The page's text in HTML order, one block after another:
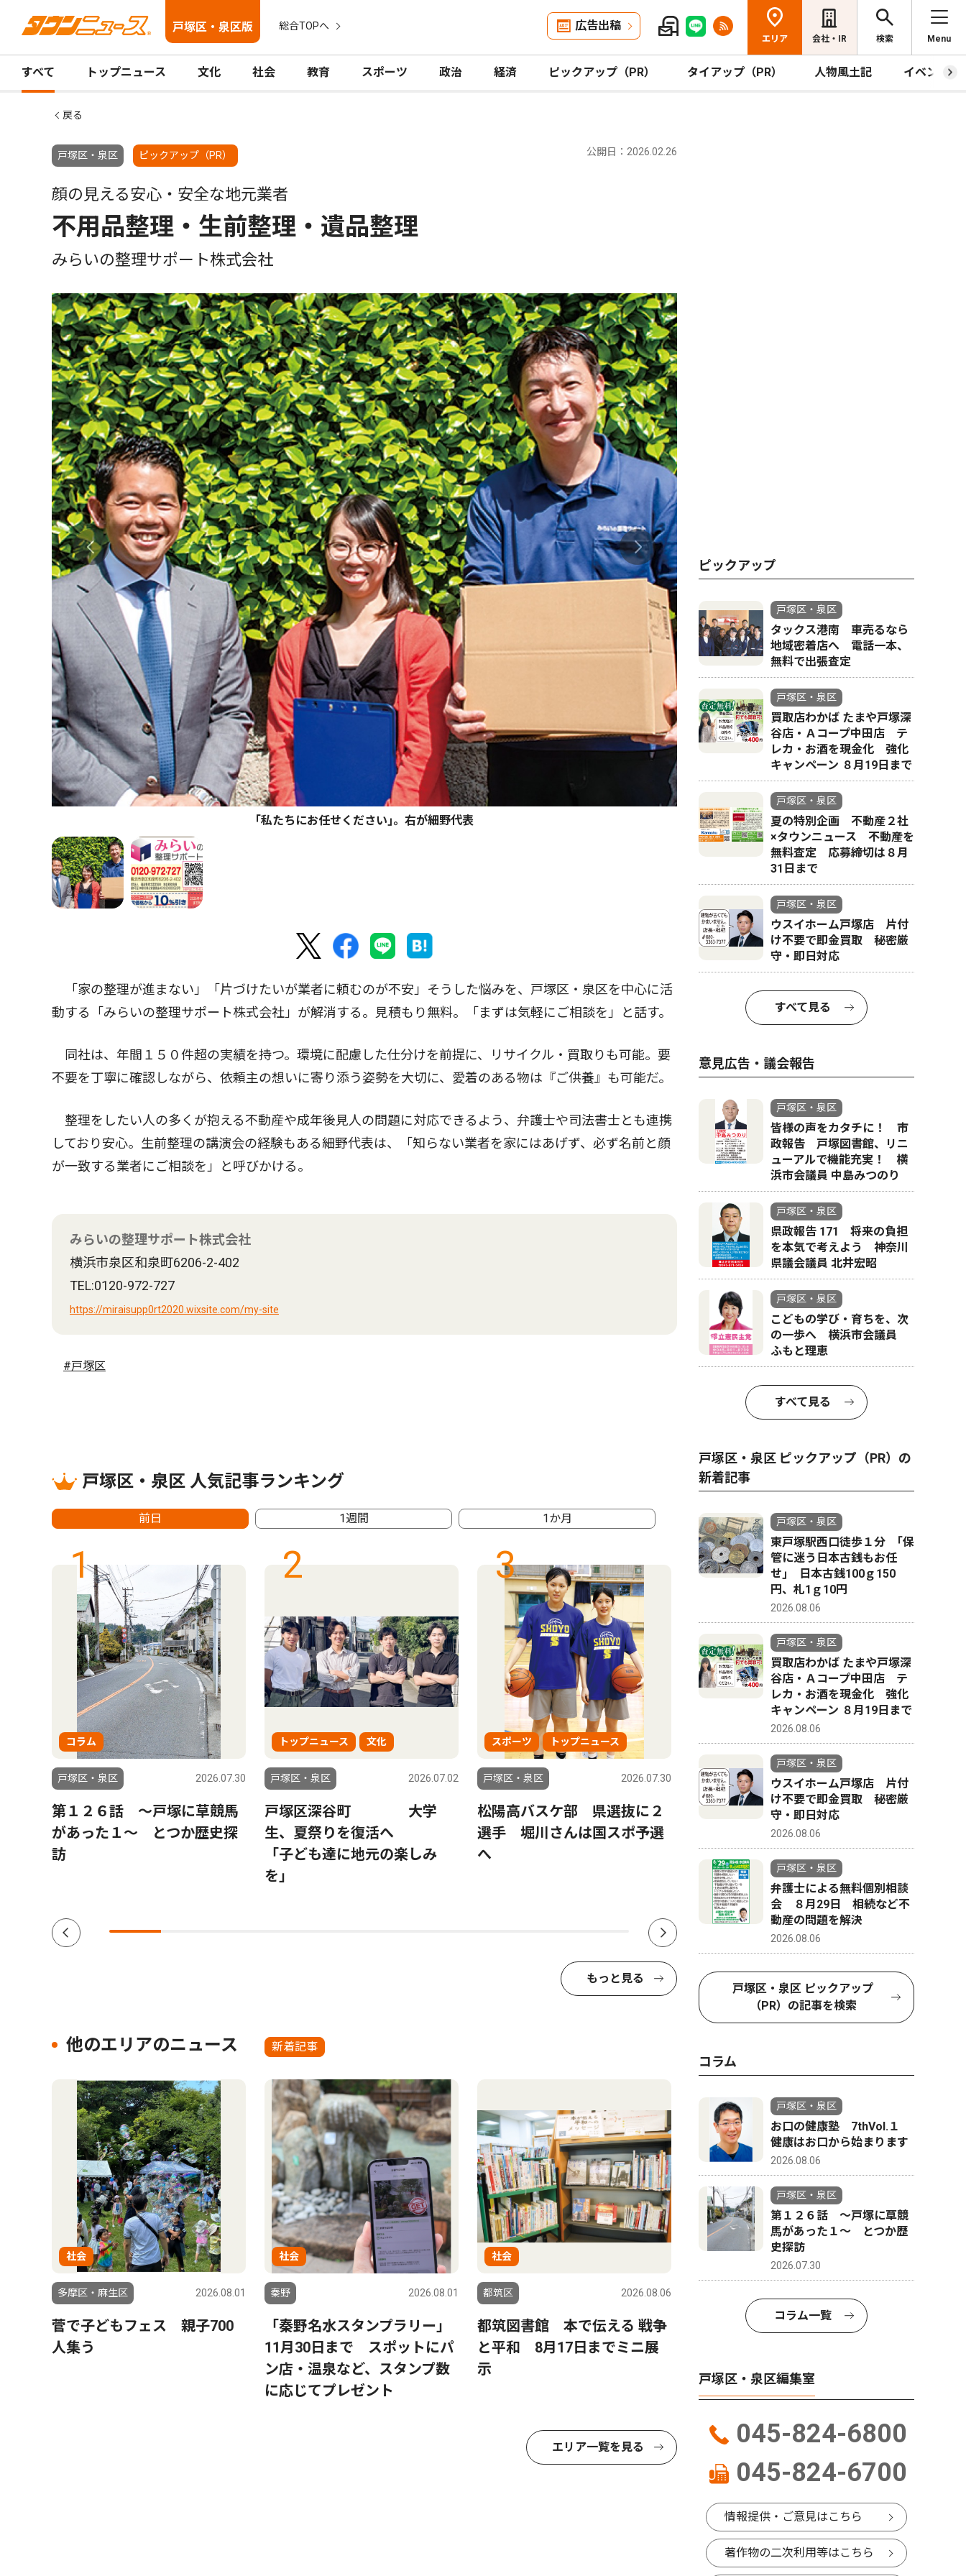
戸塚区・泉区版 総合TOPへ 広告出稿
エリア 会社・IR 検索 Menu
すべて トップニュース 文化 社会 教育 スポーツ 政治 経済 ピックアップ（PR） タイアップ（PR） 人物風土記 イベント
戻る
戸塚区・泉区 ピックアップ（PR） 公開日：2026.02.26
顔の見える安心・安全な地元業者
不用品整理・生前整理・遺品整理
みらいの整理サポート株式会社
｢私たちにお任せください｣。右が細野代表
「家の整理が進まない」「片づけたいが業者に頼むのが不安」そうした悩みを、戸塚区・泉区を中心に活
動する「みらいの整理サポート株式会社」が解消する。見積もり無料。「まずは気軽にご相談を」と話す。
同社は、年間１５０件超の実績を持つ。環境に配慮した仕分けを前提に、リサイクル・買取りも可能。要
不要を丁寧に確認しながら、依頼主の想いに寄り添う姿勢を大切に、愛着のある物は『ご供養』も可能だ。
整理をしたい人の多くが抱える不動産や成年後見人の問題に対応できるよう、弁護士や司法書士とも連携
しており安心。生前整理の講演会の経験もある細野代表は、「知らない業者を家にはあげず、必ず名前と顔
が一致する業者にご相談を」と呼びかける。
みらいの整理サポート株式会社
横浜市泉区和泉町6206-2-402
TEL:0120-972-727
https://miraisupp0rt2020.wixsite.com/my-site
#戸塚区
戸塚区・泉区 人気記事ランキング
前日 1週間 1か月
1
コラム
戸塚区・泉区 2026.07.30
第１２６話 〜戸塚に草競馬
があった１〜 とつか歴史探
訪
2
トップニュース 文化
戸塚区・泉区 2026.07.02
戸塚区深谷町 大学
生、夏祭りを復活へ
「子ども達に地元の楽しみ
を」
3
スポーツ トップニュース
戸塚区・泉区 2026.07.30
松陽高バスケ部 県選抜に２
選手 堀川さんは国スポ予選
へ
4
文化
戸塚区・泉区 2025.08.21
泉区岡津町
ヒマワリ畑が満開
児童養護施設が手がけ
川 勝行
もっと見る
他のエリアのニュース 新着記事
社会
多摩区・麻生区 2026.08.01
菅で子どもフェス 親子700
人集う
社会
秦野 2026.08.01
「秦野名水スタンプラリー」
11月30日まで スポットにパ
ン店・温泉など、スタンプ数
に応じてプレゼント
社会
都筑区 2026.08.06
都筑図書館 本で伝える 戦争
と平和 8月17日までミニ展
示
エリア一覧を見る
ピックアップ
戸塚区・泉区
タックス港南 車売るなら
地域密着店へ 電話一本、
無料で出張査定
戸塚区・泉区
買取店わかば たまや戸塚深
谷店・Ａコープ中田店 テ
レカ・お酒を現金化 強化
キャンペーン ８月19日まで
戸塚区・泉区
夏の特別企画 不動産２社
×タウンニュース 不動産を
無料査定 応募締切は８月
31日まで
戸塚区・泉区
ウスイホーム戸塚店 片付
け不要で即金買取 秘密厳
守・即日対応
すべて見る
意見広告・議会報告
戸塚区・泉区
皆様の声をカタチに！ 市
政報告 戸塚図書館、リニ
ューアルで機能充実！ 横
浜市会議員 中島みつのり
戸塚区・泉区
県政報告 171 将来の負担
を本気で考えよう 神奈川
県議会議員 北井宏昭
戸塚区・泉区
こどもの学び・育ちを、次
の一歩へ 横浜市会議員
ふもと理恵
すべて見る
戸塚区・泉区 ピックアップ（PR）の
新着記事
戸塚区・泉区
東戸塚駅西口徒歩１分 ｢保
管に迷う日本古銭もお任
せ｣ 日本古銭100ｇ150
円、札1ｇ10円
2026.08.06
戸塚区・泉区
買取店わかば たまや戸塚深
谷店・Ａコープ中田店 テ
レカ・お酒を現金化 強化
キャンペーン ８月19日まで
2026.08.06
戸塚区・泉区
ウスイホーム戸塚店 片付
け不要で即金買取 秘密厳
守・即日対応
2026.08.06
戸塚区・泉区
弁護士による無料個別相談
会 ８月29日 相続など不
動産の問題を解決
2026.08.06
戸塚区・泉区 ピックアップ
（PR）の記事を検索
コラム
戸塚区・泉区
お口の健康塾 7thVol.１
健康はお口から始まります
2026.08.06
戸塚区・泉区
第１２６話 〜戸塚に草競
馬があった１〜 とつか歴
史探訪
2026.07.30
コラム一覧
戸塚区・泉区編集室
045-824-6800
045-824-6700
情報提供・ご意見はこちら
著作物の二次利用等はこちら